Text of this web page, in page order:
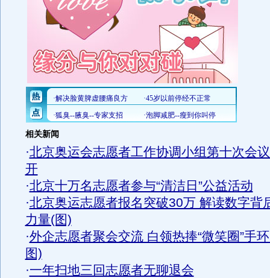
相关新闻
·北京奥运会志愿者工作协调小组第十次会
开
·北京十万名志愿者参与“清洁日”公益活动
·北京奥运志愿者报名突破30万 解读数字背
力量(图)
·外企志愿者聚会交流 白领热捧“微笑圈”手
图)
·一年扫地三回志愿者无聊退会